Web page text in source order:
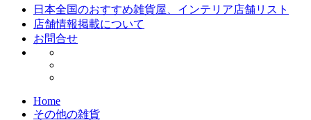
日本全国のおすすめ雑貨屋、インテリア店舗リスト
店舗情報掲載について
お問合せ
Home
その他の雑貨